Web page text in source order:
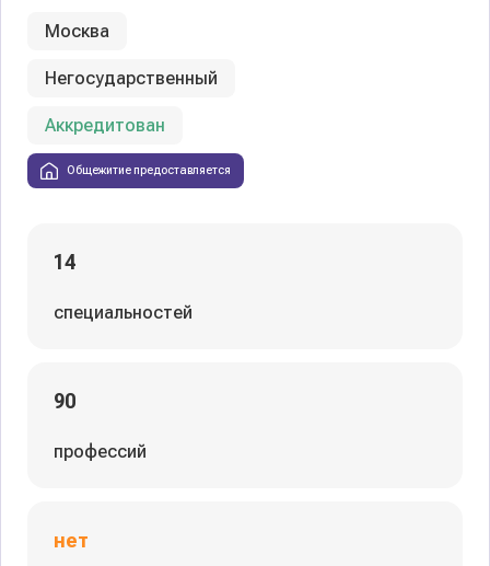
Москва
Негосударственный
Аккредитован
Общежитие предоставляется
14
специальностей
90
профессий
нет